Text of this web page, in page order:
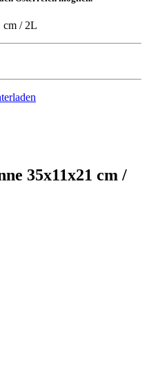
cm / 2L
35x11x21 cm /